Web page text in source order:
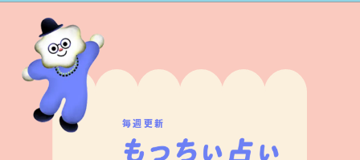
毎週更新